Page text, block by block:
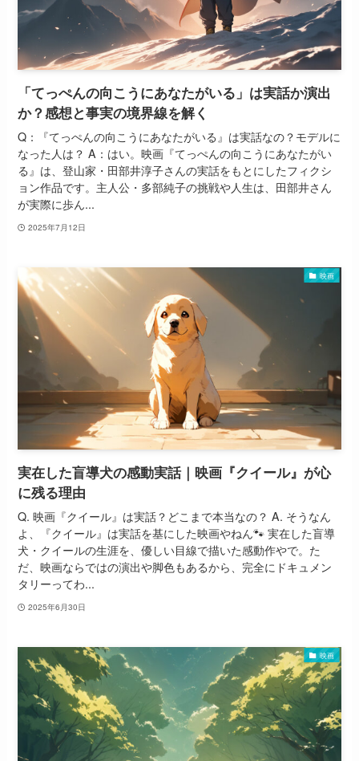
「てっぺんの向こうにあなたがいる」は実話か演出
か？感想と事実の境界線を解く
Q：『てっぺんの向こうにあなたがいる』は実話なの？モデルに
なった人は？ A：はい。映画『てっぺんの向こうにあなたがい
る』は、登山家・田部井淳子さんの実話をもとにしたフィクシ
ョン作品です。主人公・多部純子の挑戦や人生は、田部井さん
が実際に歩ん...
2025年7月12日
映画
実在した盲導犬の感動実話｜映画『クイール』が心
に残る理由
Q. 映画『クイール』は実話？どこまで本当なの？ A. そうなん
よ、『クイール』は実話を基にした映画やねん🐾 実在した盲導
犬・クイールの生涯を、優しい目線で描いた感動作やで。た
だ、映画ならではの演出や脚色もあるから、完全にドキュメン
タリーってわ...
2025年6月30日
映画